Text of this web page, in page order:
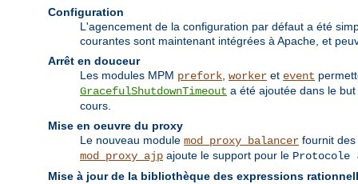
Configuration
L'agencement de la configuration par défaut a été
courantes sont maintenant intégrées à Apache, et
Arrêt en douceur
Les modules MPM prefork worker et event
GracefulShutdownTimeout a été ajoutée dans le
cours.
Mise en oeuvre du proxy
Le nouveau module mod_proxy_balancer fournit
mod_proxy_ajp ajoute le support pour le Protocole
Mise à jour de la bibliothèque des expressions